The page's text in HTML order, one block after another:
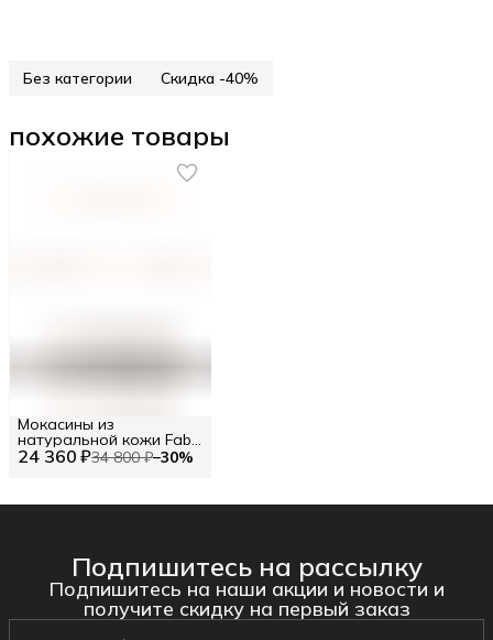
Без категории Скидка -40%
похожие товары
24 360 ₽34 800 ₽−30%
Мокасины из
натуральной кожи Fabi
RU 42.5 / EU 43 / 43
Подпишитесь на рассылку
Подпишитесь на наши акции и новости и
получите скидку на первый заказ